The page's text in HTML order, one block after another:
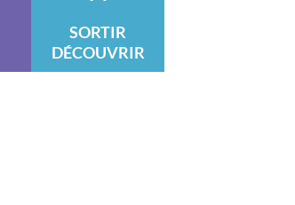
SORTIR
DÉCOUVRIR